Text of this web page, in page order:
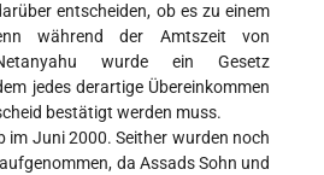
entscheiden, ob es zu einem
während der Amtszeit von
wurde ein Gesetz
jedes derartige Übereinkommen
bestätigt werden muss.
im Juni 2000. Seither wurden noch
da Assads Sohn und